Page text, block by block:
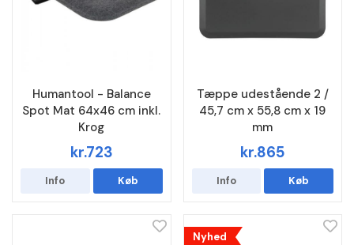
Humantool - Balance
Spot Mat 64x46 cm inkl.
Krog
kr.723
Info Køb
Tæppe udestående 2 /
45,7 cm x 55,8 cm x 19
mm
kr.865
Info Køb
Nyhed